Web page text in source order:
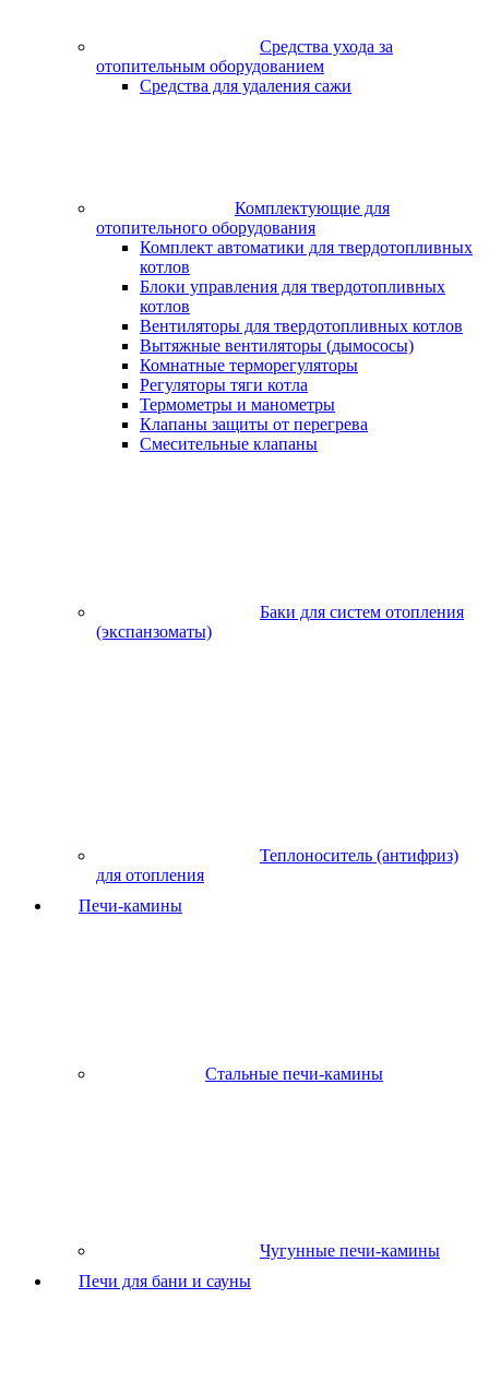
Средства ухода за
отопительным оборудованием
Средства для удаления сажи
Комплектующие для
отопительного оборудования
Комплект автоматики для твердотопливных
котлов
Блоки управления для твердотопливных
котлов
Вентиляторы для твердотопливных котлов
Вытяжные вентиляторы (дымососы)
Комнатные терморегуляторы
Регуляторы тяги котла
Термометры и манометры
Клапаны защиты от перегрева
Смесительные клапаны
Баки для систем отопления
(экспанзоматы)
Теплоноситель (антифриз)
для отопления
Печи-камины
Стальные печи-камины
Чугунные печи-камины
Печи для бани и сауны